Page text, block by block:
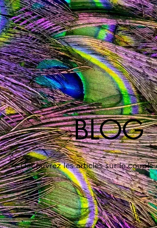
BLOG
Découvrez les articles sur le couple